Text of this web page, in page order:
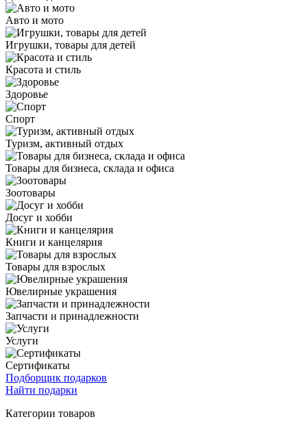
Авто и мото
Игрушки, товары для детей
Красота и стиль
Здоровье
Спорт
Туризм, активный отдых
Товары для бизнеса, склада и офиса
Зоотовары
Досуг и хобби
Книги и канцелярия
Товары для взрослых
Ювелирные украшения
Запчасти и принадлежности
Услуги
Сертификаты
Подборщик подарков
Найти подарки
Категории товаров